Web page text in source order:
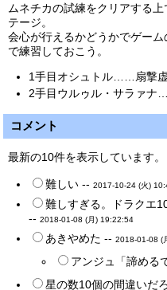
ムネチカの試練をクリアする
テージ。
会心が行えるかどうかでゲー
で練習しておこう。
1手目オシュトル……扇撃
2手目ウルゥル・サラァナ
コメント
最新の10件を表示しています。
難しい --2017-10-24 (火)
難しすぎる。ドラクエ
--2018-01-08 (月) 19:22:54
あきやめた --2018-01-08 (
アンジュ「諦める
星の数10個の間違いだ